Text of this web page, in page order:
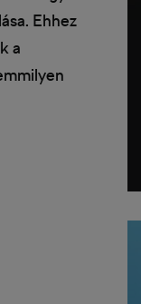
Ehhez
a